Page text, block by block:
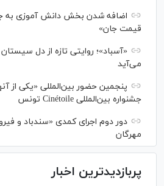
اضافه شدن بخش دانش آموزی به
قیمت جان»
«آسباد»؛ روایتی تازه از دل
می‌آید
پنجمین حضور بین‌المللی «یکی از
جشنواره بین‌المللی Cinétoile تونس
دور دوم اجرای کمدی «سندباد و
مهرگان
پربازدیدترین اخبار